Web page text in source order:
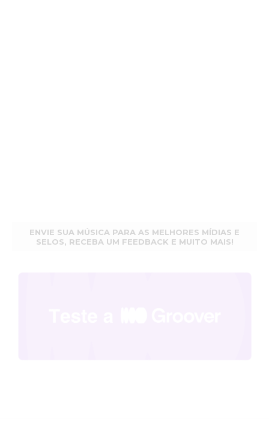
ENVIE SUA MÚSICA PARA AS MELHORES MÍDIAS E
SELOS, RECEBA UM FEEDBACK E MUITO MAIS!